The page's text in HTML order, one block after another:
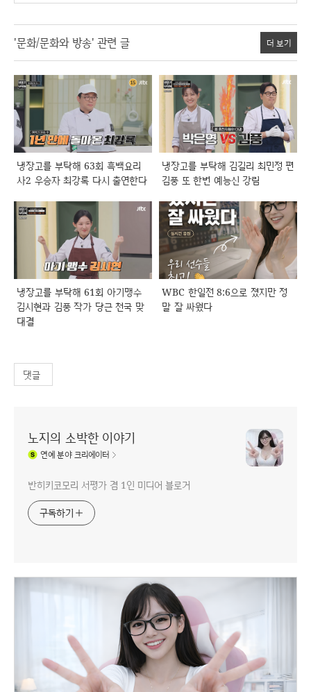
'문화/문화와 방송' 관련 글 더 보기
냉장고를 부탁해 63회 흑백요리
사2 우승자 최강록 다시 출연한다
냉장고를 부탁해 김길리 최민정 편
김풍 또 한번 예능신 강림
냉장고를 부탁해 61회 아기맹수
김시현과 김풍 작가 당근 천국 맞
대결
WBC 한일전 8:6으로 졌지만 정
말 잘 싸웠다
댓글
노지의 소박한 이야기
연예분야 크리에이터
반히키코모리 서평가 겸 1인 미디어 블로거
구독하기